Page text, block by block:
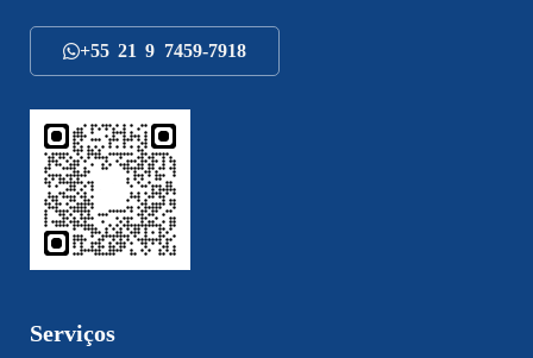
+55 21 9 7459-7918
Serviços